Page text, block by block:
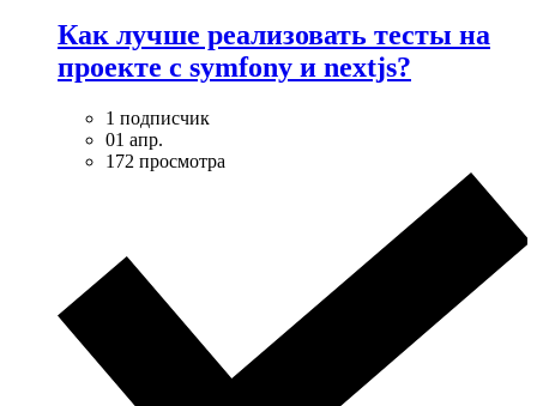
Как лучше реализовать тесты на
проекте с symfony и nextjs?
1 подписчик
01 апр.
172 просмотра